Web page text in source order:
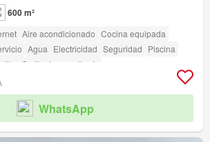
600 m²
Aire acondicionado Cocina equipada
Agua Electricidad Seguridad Piscina
Garita de guardianía
WhatsApp